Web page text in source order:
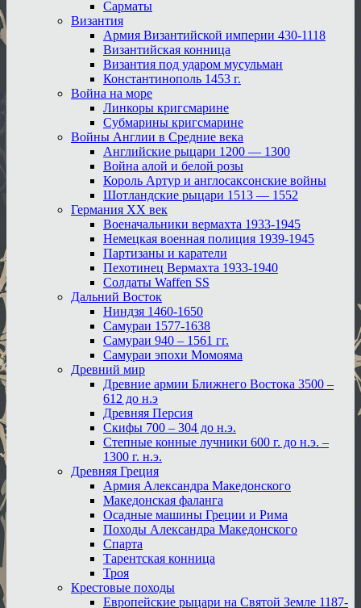
Сарматы
Византия
Армия Византийской империи 430-1118
Византийская конница
Византия под ударом мусульман
Константинополь 1453 г.
Война на море
Линкоры кригсмарине
Субмарины кригсмарине
Войны Англии в Средние века
Английские рыцари 1200 — 1300
Война алой и белой розы
Король Артур и англосаксонские войны
Шотландские рыцари 1513 — 1552
Германия XX век
Военачальники вермахта 1933-1945
Немецкая военная полиция 1939-1945
Партизаны и каратели
Пехотинец Вермахта 1933-1940
Солдаты Waffen SS
Дальний Восток
Ниндзя 1460-1650
Самураи 1577-1638
Самураи 940 – 1561 гг.
Самураи эпохи Момояма
Древний мир
Древние армии Ближнего Востока 3500 –
612 до н.э
Древняя Персия
Скифы 700 – 304 до н.э.
Степные конные лучники 600 г. до н.э. –
1300 г. н.э.
Древняя Греция
Армия Александра Македонского
Македонская фаланга
Осадные машины Греции и Рима
Походы Александра Македонского
Спарта
Тарентская конница
Троя
Крестовые походы
Европейские рыцари на Святой Земле 1187-